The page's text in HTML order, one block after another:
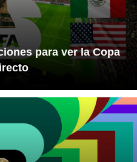
para ver la Copa